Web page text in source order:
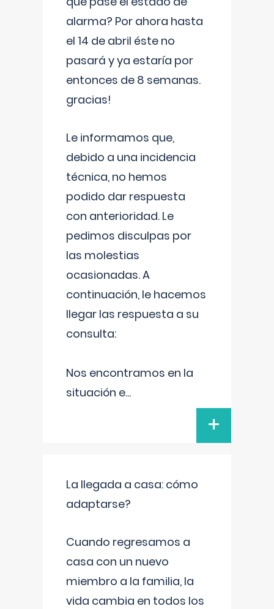
alarma? Por ahora hasta
el 14 de abril éste no
pasará y ya estaría por
entonces de 8 semanas.
gracias!
Le informamos que,
debido a una incidencia
técnica, no hemos
podido dar respuesta
con anterioridad. Le
pedimos disculpas por
las molestias
ocasionadas. A
continuación, le hacemos
llegar las respuesta a su
consulta:
Nos encontramos en la
situación e...
+
La llegada a casa: cómo
adaptarse?
Cuando regresamos a
casa con un nuevo
miembro a la familia, la
vida cambia en todos los